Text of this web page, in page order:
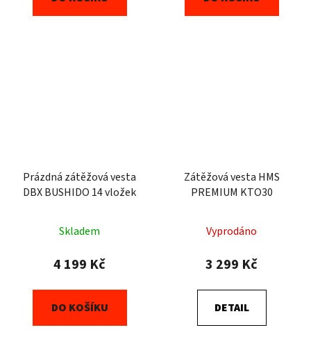
Prázdná zátěžová vesta
DBX BUSHIDO 14 vložek
Skladem
4 199 Kč
DO KOŠÍKU
Zátěžová vesta HMS
PREMIUM KTO30
Vyprodáno
3 299 Kč
DETAIL